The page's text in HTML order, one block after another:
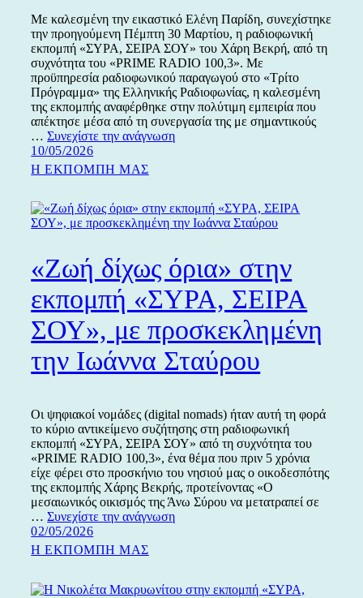
Με καλεσμένη την εικαστικό Ελένη Παρίδη, συνεχίστηκε
την προηγούμενη Πέμπτη 30 Μαρτίου, η ραδιοφωνική
εκπομπή «ΣΥΡΑ, ΣΕΙΡΑ ΣΟΥ» του Χάρη Βεκρή, από τη
συχνότητα του «PRIME RADIO 100,3». Με
προϋπηρεσία ραδιοφωνικού παραγωγού στο «Τρίτο
Πρόγραμμα» της Ελληνικής Ραδιοφωνίας, η καλεσμένη
της εκπομπής αναφέρθηκε στην πολύτιμη εμπειρία που
απέκτησε μέσα από τη συνεργασία της με σημαντικούς
…Συνεχίστε την ανάγνωσηΣύγχρονη
«ΣΥΡΑ,
ΣΕΙΡΑ
προσκεκλημένη
την
Ελένη
Παρίδη
Δημοσιεύτηκε
την
10/05/2026
Κατηγορίες
Η ΕΚΠΟΜΠΗ ΜΑΣ
«Ζωή δίχως όρια» στην
εκπομπή «ΣΥΡΑ, ΣΕΙΡΑ
ΣΟΥ», με προσκεκλημένη
την Ιωάννα Σταύρου
Οι ψηφιακοί νομάδες (digital nomads) ήταν αυτή τη φορά
το κύριο αντικείμενο συζήτησης στη ραδιοφωνική
εκπομπή «ΣΥΡΑ, ΣΕΙΡΑ ΣΟΥ» από τη συχνότητα του
«PRIME RADIO 100,3», ένα θέμα που πριν 5 χρόνια
είχε φέρει στο προσκήνιο του νησιού μας ο οικοδεσπότης
της εκπομπής Χάρης Βεκρής, προτείνοντας «Ο
μεσαιωνικός οικισμός της Άνω Σύρου να μετατραπεί σε
…Συνεχίστε την ανάγνωση«Ζωή
«ΣΥΡΑ,
Δημοσιεύτηκε
την
02/05/2026
Κατηγορίες
Η ΕΚΠΟΜΠΗ ΜΑΣ